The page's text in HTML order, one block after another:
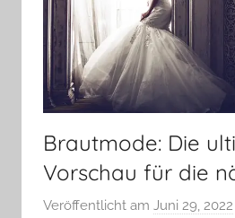
Brautmode: Die
Vorschau für die
Veröffentlicht am Juni 29, 2022